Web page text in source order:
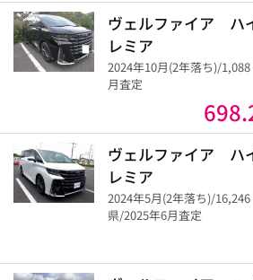
ヴェルファイア ハ
レミア
2024年10月(2年落ち)/
月査定
ヴェルファイア ハ
レミア
2024年5月(2年落ち)/
県/2025年6月査定